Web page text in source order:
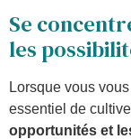
Se
les
Lorsque vous
essentiel de
opportunités et